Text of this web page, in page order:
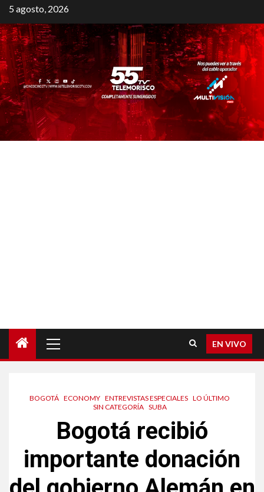
5 agosto, 2026
EN VIVO
BOGOTÁ ECONOMY ENTREVISTAS ESPECIALES LO ÚLTIMO
SIN CATEGORÍA SUBA
Bogotá recibió
importante donación